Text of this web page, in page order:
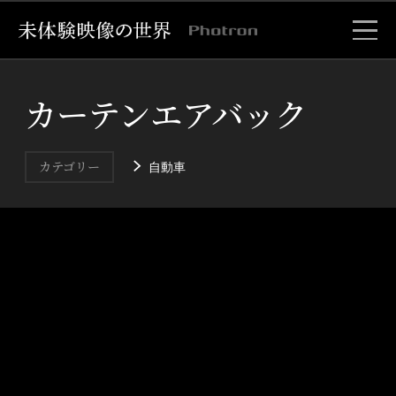
カーテンエアバック
カテゴリー 自動車